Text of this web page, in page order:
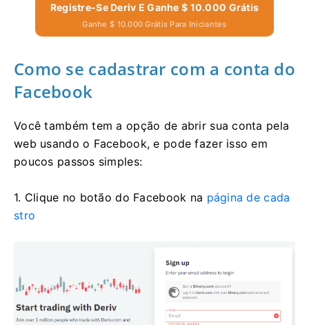
Registre-Se Deriv E Ganhe $ 10.000 Grátis
Ganhe $ 10.000 Grátis Para Iniciantes
Como se cadastrar com a conta do
Facebook
Você também tem a opção de abrir sua conta pela
web usando o Facebook, e pode fazer isso em
poucos passos simples:
1. Clique no botão do Facebook na página de cada
stro